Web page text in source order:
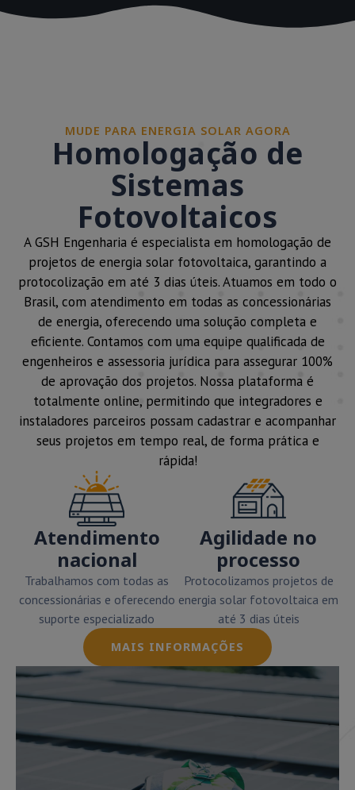
MUDE PARA ENERGIA SOLAR AGORA
Homologação de
Sistemas
Fotovoltaicos
A GSH Engenharia é especialista em homologação de
projetos de energia solar fotovoltaica, garantindo a
protocolização em até 3 dias úteis. Atuamos em todo o
Brasil, com atendimento em todas as concessionárias
de energia, oferecendo uma solução completa e
eficiente. Contamos com uma equipe qualificada de
engenheiros e assessoria jurídica para assegurar 100%
de aprovação dos projetos. Nossa plataforma é
totalmente online, permitindo que integradores e
instaladores parceiros possam cadastrar e acompanhar
seus projetos em tempo real, de forma prática e
rápida!
Atendimento
nacional
Trabalhamos com todas as
concessionárias e oferecendo
suporte especializado
Agilidade no
processo
Protocolizamos projetos de
energia solar fotovoltaica em
até 3 dias úteis
MAIS INFORMAÇÕES